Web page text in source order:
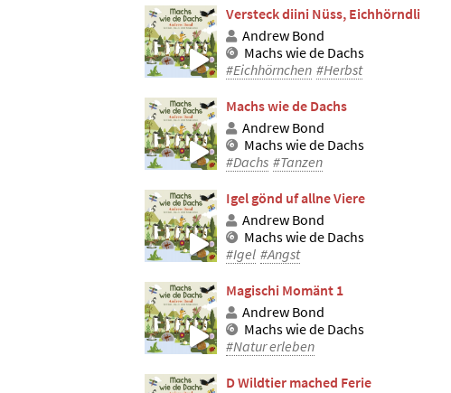
Versteck diini Nüss, Eichhörndli
Andrew Bond
Machs wie de Dachs
#Eichhörnchen #Herbst
Machs wie de Dachs
Andrew Bond
Machs wie de Dachs
#Dachs #Tanzen
Igel gönd uf allne Viere
Andrew Bond
Machs wie de Dachs
#Igel #Angst
Magischi Momänt 1
Andrew Bond
Machs wie de Dachs
#Natur erleben
D Wildtier mached Ferie